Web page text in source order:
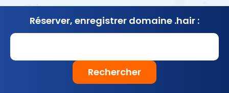
Réserver, enregistrer domaine .hair :
Rechercher